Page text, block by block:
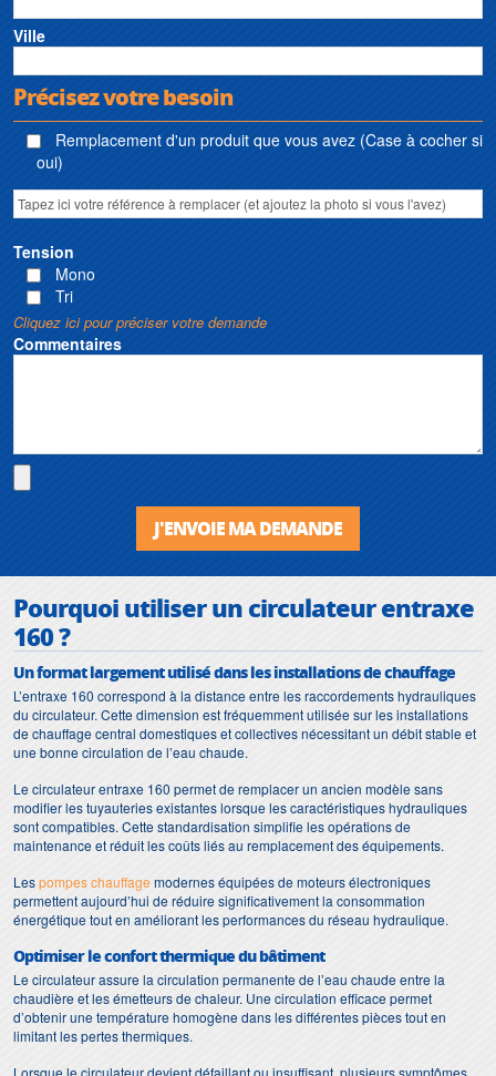
Ville
Précisez votre besoin
Remplacement d'un produit que vous avez (Case à cocher si
oui)
Tension
Mono
Tri
Cliquez ici pour préciser votre demande
Commentaires
J'ENVOIE MA DEMANDE
Pourquoi utiliser un circulateur entraxe
160 ?
Un format largement utilisé dans les installations de chauffage
L’entraxe 160 correspond à la distance entre les raccordements hydrauliques
du circulateur. Cette dimension est fréquemment utilisée sur les installations
de chauffage central domestiques et collectives nécessitant un débit stable et
une bonne circulation de l’eau chaude.
Le circulateur entraxe 160 permet de remplacer un ancien modèle sans
modifier les tuyauteries existantes lorsque les caractéristiques hydrauliques
sont compatibles. Cette standardisation simplifie les opérations de
maintenance et réduit les coûts liés au remplacement des équipements.
Lespompes chauffage modernes équipées de moteurs électroniques
permettent aujourd’hui de réduire significativement la consommation
énergétique tout en améliorant les performances du réseau hydraulique.
Optimiser le confort thermique du bâtiment
Le circulateur assure la circulation permanente de l’eau chaude entre la
chaudière et les émetteurs de chaleur. Une circulation efficace permet
d’obtenir une température homogène dans les différentes pièces tout en
limitant les pertes thermiques.